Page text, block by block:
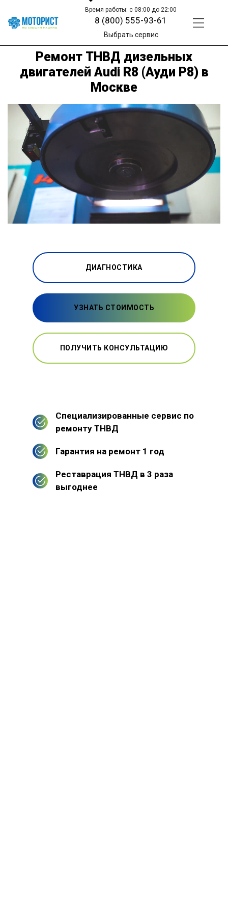
Время работы: с 08:00 до 22:00
8 (800) 555-93-61
Выбрать сервис
Ремонт ТНВД дизельных
двигателей Audi R8 (Ауди Р8) в
Москве
ДИАГНОСТИКА
УЗНАТЬ СТОИМОСТЬ
ПОЛУЧИТЬ КОНСУЛЬТАЦИЮ
Специализированные сервис по
ремонту ТНВД
Гарантия на ремонт 1 год
Реставрация ТНВД в 3 раза
выгоднее